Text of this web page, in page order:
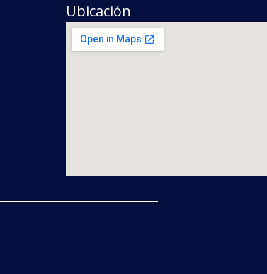
Ubicación